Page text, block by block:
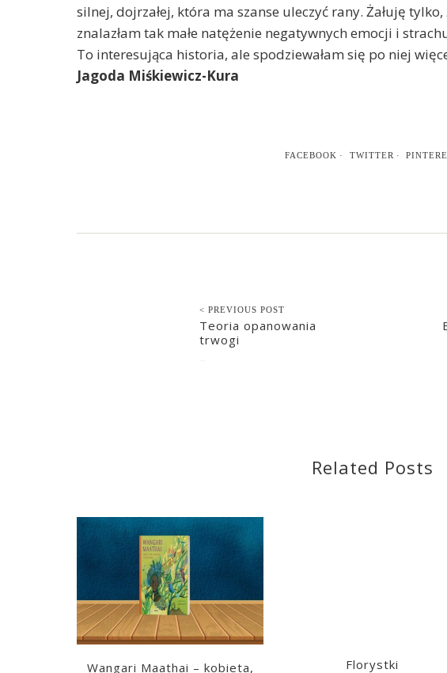
silnej, dojrzałej, która ma szanse uleczyć rany. Żałuję
znalazłam tak małe natężenie negatywnych emocji i
To interesująca historia, ale spodziewałam się po niej
Jagoda Miśkiewicz-Kura
FACEBOOK TWITTER
< PREVIOUS POST
Teoria opanowania
trwogi
Related Posts
Wangari Maathai – kobieta,
Florystki